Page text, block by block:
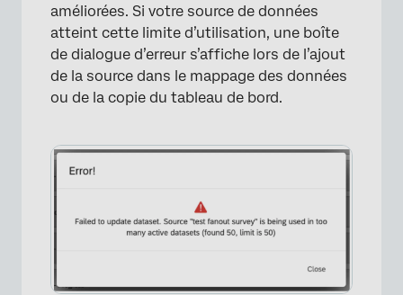
×
améliorées. Si votre source de données
atteint cette limite d’utilisation, une boîte
de dialogue d’erreur s’affiche lors de l’ajout
de la source dans le mappage des données
ou de la copie du tableau de bord.